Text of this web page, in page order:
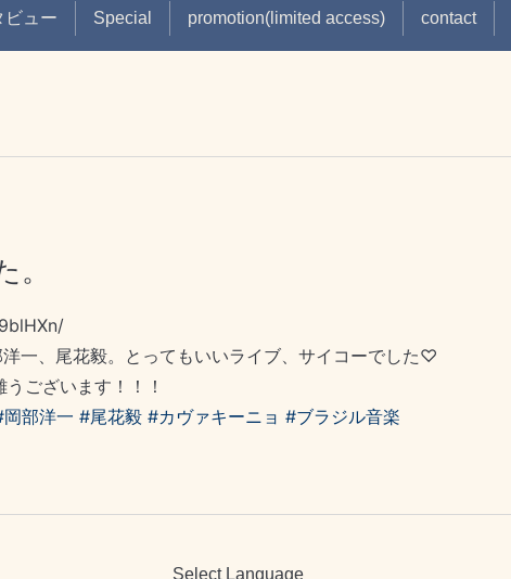
ビュー Special promotion(limited access) contact
。
一、尾花毅。とってもいいライブ、サイコーでした♡
ございます！！！
部洋一 #尾花毅 #カヴァキーニョ #ブラジル音楽
Select Language